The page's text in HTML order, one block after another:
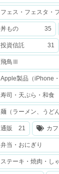
フェス・フェスタ・
丼もの 35
投資信託 31
飛鳥Ⅲ
Apple製品（iPhone
寿司・天ぷら・和食
麺（ラーメン、うど
通販 21 カ
弁当・おにぎり
ステーキ・焼肉・し